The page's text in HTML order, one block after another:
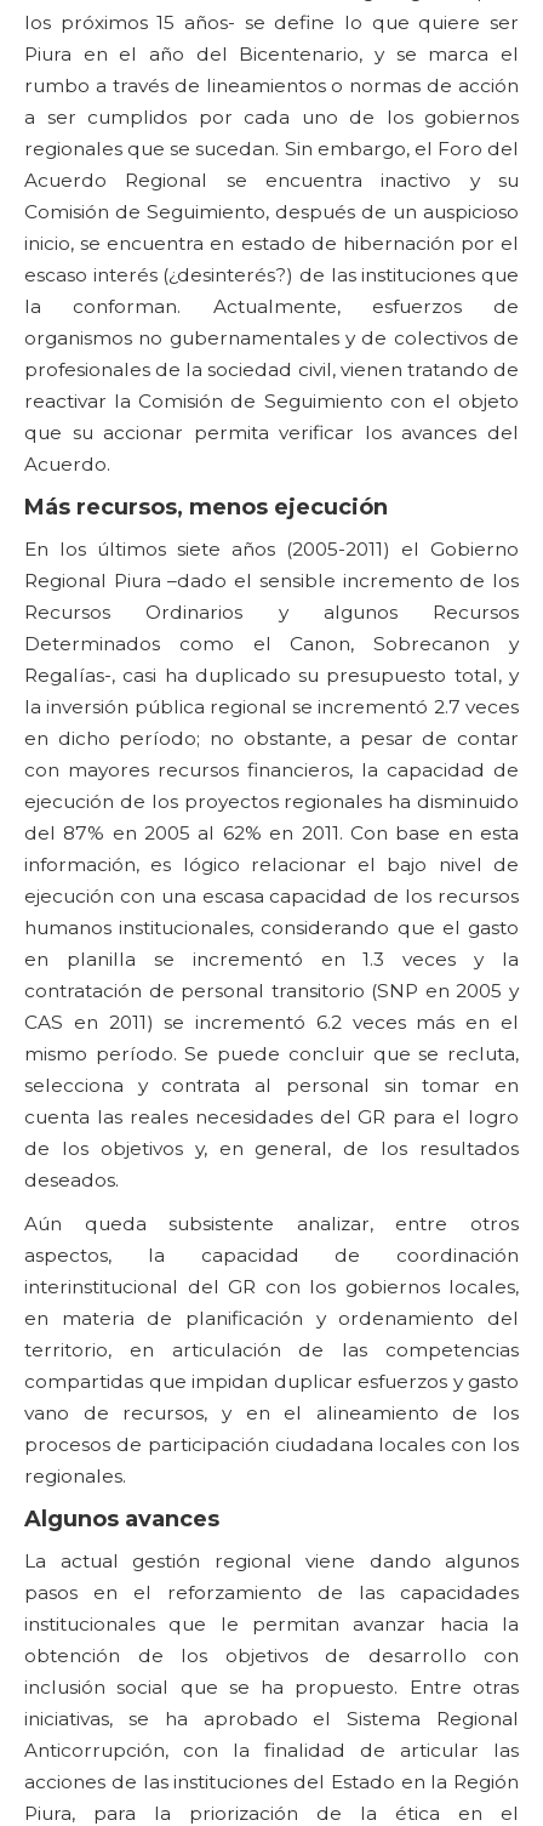
los próximos 15 años- se define lo que quiere ser
Piura en el año del Bicentenario, y se marca el
rumbo a través de lineamientos o normas de acción
a ser cumplidos por cada uno de los gobiernos
regionales que se sucedan. Sin embargo, el Foro del
Acuerdo Regional se encuentra inactivo y su
Comisión de Seguimiento, después de un auspicioso
inicio, se encuentra en estado de hibernación por el
escaso interés (¿desinterés?) de las instituciones que
la conforman. Actualmente, esfuerzos de
organismos no gubernamentales y de colectivos de
profesionales de la sociedad civil, vienen tratando de
reactivar la Comisión de Seguimiento con el objeto
que su accionar permita verificar los avances del
Acuerdo.
Más recursos, menos ejecución
En los últimos siete años (2005-2011) el Gobierno
Regional Piura –dado el sensible incremento de los
Recursos Ordinarios y algunos Recursos
Determinados como el Canon, Sobrecanon y
Regalías-, casi ha duplicado su presupuesto total, y
la inversión pública regional se incrementó 2.7 veces
en dicho período; no obstante, a pesar de contar
con mayores recursos financieros, la capacidad de
ejecución de los proyectos regionales ha disminuido
del 87% en 2005 al 62% en 2011. Con base en esta
información, es lógico relacionar el bajo nivel de
ejecución con una escasa capacidad de los recursos
humanos institucionales, considerando que el gasto
en planilla se incrementó en 1.3 veces y la
contratación de personal transitorio (SNP en 2005 y
CAS en 2011) se incrementó 6.2 veces más en el
mismo período. Se puede concluir que se recluta,
selecciona y contrata al personal sin tomar en
cuenta las reales necesidades del GR para el logro
de los objetivos y, en general, de los resultados
deseados.
Aún queda subsistente analizar, entre otros
aspectos, la capacidad de coordinación
interinstitucional del GR con los gobiernos locales,
en materia de planificación y ordenamiento del
territorio, en articulación de las competencias
compartidas que impidan duplicar esfuerzos y gasto
vano de recursos, y en el alineamiento de los
procesos de participación ciudadana locales con los
regionales.
Algunos avances
La actual gestión regional viene dando algunos
pasos en el reforzamiento de las capacidades
institucionales que le permitan avanzar hacia la
obtención de los objetivos de desarrollo con
inclusión social que se ha propuesto. Entre otras
iniciativas, se ha aprobado el Sistema Regional
Anticorrupción, con la finalidad de articular las
acciones de las instituciones del Estado en la Región
Piura, para la priorización de la ética en el